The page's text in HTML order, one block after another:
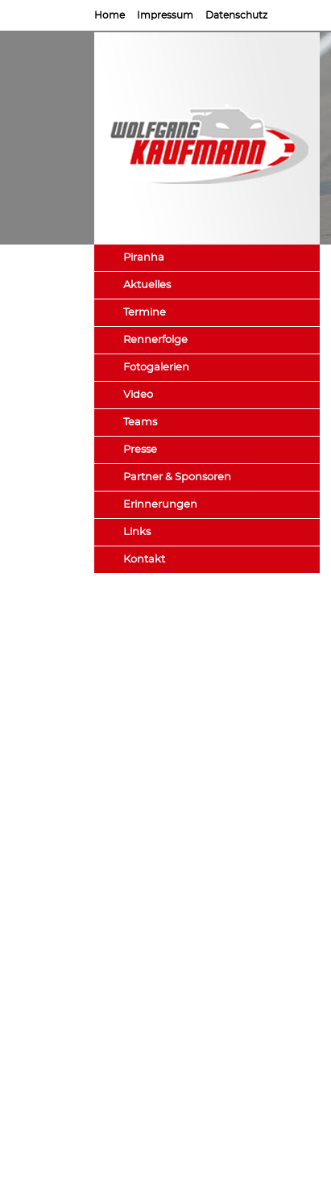
Home Impressum Datenschutz
Piranha
Aktuelles
Termine
Rennerfolge
Fotogalerien
Video
Teams
Presse
Partner & Sponsoren
Erinnerungen
Links
Kontakt